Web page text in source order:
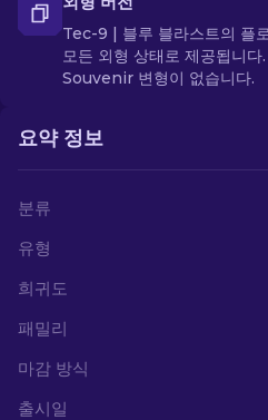
Tec-9 | 블루 블라스트의 플
모든 외형 상태로 제공됩니
Souvenir 변형이 없습니다.
요약 정보
분류
유형
희귀도
패밀리
마감 방식
출시일